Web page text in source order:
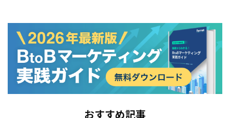
おすすめ記事